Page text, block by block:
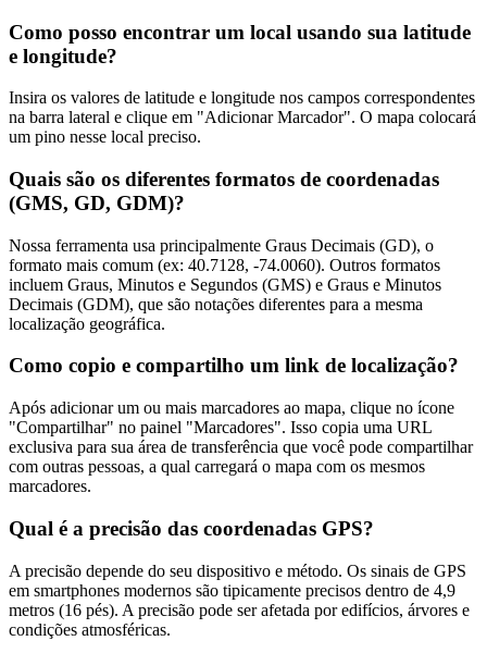
Como posso encontrar um local usando sua latitude
e longitude?
Insira os valores de latitude e longitude nos campos correspondentes
na barra lateral e clique em "Adicionar Marcador". O mapa colocará
um pino nesse local preciso.
Quais são os diferentes formatos de coordenadas
(GMS, GD, GDM)?
Nossa ferramenta usa principalmente Graus Decimais (GD), o
formato mais comum (ex: 40.7128, -74.0060). Outros formatos
incluem Graus, Minutos e Segundos (GMS) e Graus e Minutos
Decimais (GDM), que são notações diferentes para a mesma
localização geográfica.
Como copio e compartilho um link de localização?
Após adicionar um ou mais marcadores ao mapa, clique no ícone
"Compartilhar" no painel "Marcadores". Isso copia uma URL
exclusiva para sua área de transferência que você pode compartilhar
com outras pessoas, a qual carregará o mapa com os mesmos
marcadores.
Qual é a precisão das coordenadas GPS?
A precisão depende do seu dispositivo e método. Os sinais de GPS
em smartphones modernos são tipicamente precisos dentro de 4,9
metros (16 pés). A precisão pode ser afetada por edifícios, árvores e
condições atmosféricas.